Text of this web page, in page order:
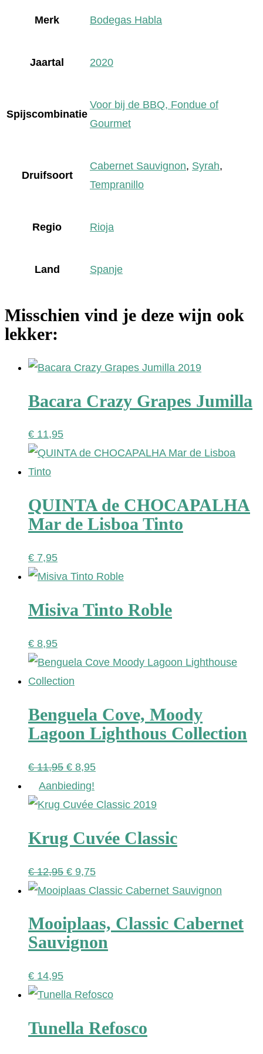
Merk Bodegas Habla
Jaartal 2020
Spijscombinatie
Voor bij de BBQ, Fondue of
Gourmet
Druifsoort
Cabernet Sauvignon, Syrah,
Tempranillo
Regio Rioja
Land Spanje
Misschien vind je deze wijn ook
lekker:
Bacara Crazy Grapes Jumilla
€ 11,95
QUINTA de CHOCAPALHA
Mar de Lisboa Tinto
€ 7,95
Misiva Tinto Roble
€ 8,95
Benguela Cove, Moody
Lagoon Lighthous Collection
€11,95 Oorspronkelijke
prijs
was:
€ 8,95Huidige
is:
Aanbieding!
Krug Cuvée Classic
€12,95 Oorspronkelijke
prijs
€ 12,95.
€ 9,75Huidige
prijs
€ 9,75.
Mooiplaas, Classic Cabernet
Sauvignon
€ 14,95
Tunella Refosco